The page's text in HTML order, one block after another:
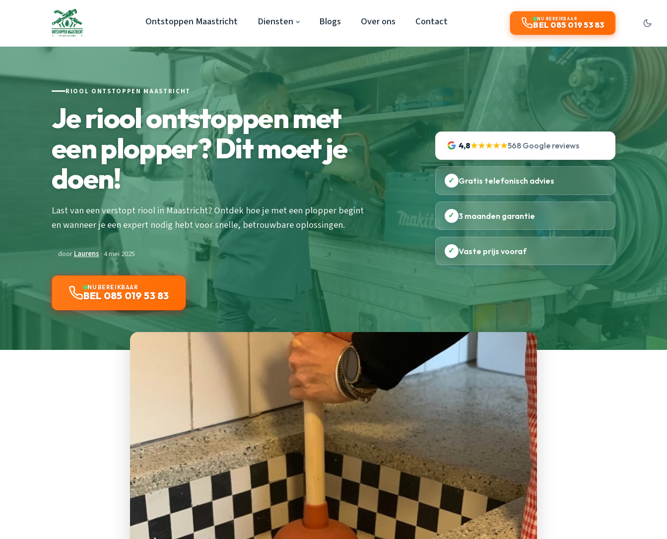
Ontstoppen Maastricht Diensten Blogs Over ons Contact NU BEREIKBAAR
BEL 085 019 53 83
RIOOL ONTSTOPPEN MAASTRICHT
Je riool ontstoppen met
een plopper? Dit moet je
doen!
Last van een verstopt riool in Maastricht? Ontdek hoe je met een plopper begint
en wanneer je een expert nodig hebt voor snelle, betrouwbare oplossingen.
doorLaurens · 4 mei 2025
NU BEREIKBAAR
BEL 085 019 53 83
4,8★★★★★568 Google reviews
✓ Gratis telefonisch advies
✓ 3 maanden garantie
✓ Vaste prijs vooraf